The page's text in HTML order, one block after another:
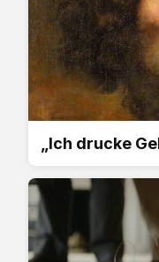
„Ich drucke